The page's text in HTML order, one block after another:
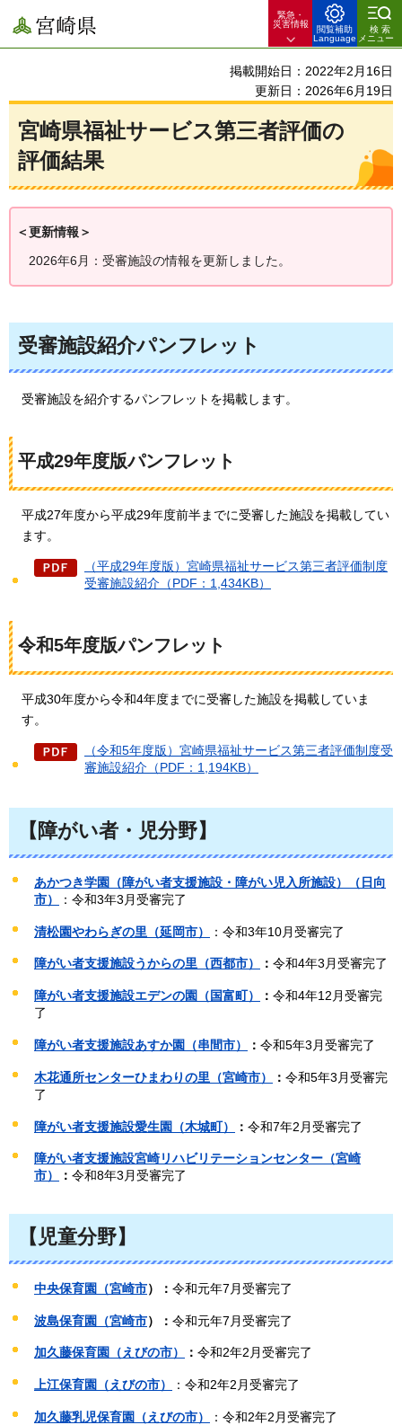
宮崎県
緊急・
災害情報
閲覧補助
Language
検索
メニュー
掲載開始日：2022年2月16日
更新日：2026年6月19日
宮崎県福祉サービス第三者評価の
評価結果
＜更新情報＞
2026年6月：受審施設の情報を更新しました。
受審施設紹介パンフレット
受審施設を紹介するパンフレットを掲載します。
平成29年度版パンフレット
平成27年度から平成29年度前半までに受審した施設を掲載してい
ます。
（平成29年度版）宮崎県福祉サービス第三者評価制度
受審施設紹介（PDF：1,434KB）
令和5年度版パンフレット
平成30年度から令和4年度までに受審した施設を掲載していま
す。
（令和5年度版）宮崎県福祉サービス第三者評価制度受
審施設紹介（PDF：1,194KB）
【障がい者・児分野】
あかつき学園（障がい者支援施設・障がい児入所施設）（日向
市）
：令和3年3月受審完了
清松園やわらぎの里（延岡市） ：令和3年10月受審完了
障がい者支援施設うからの里（西都市） ： 令和4年3月受審完了
障がい者支援施設エデンの園（国富町） ： 令和4年12月受審完
了
障がい者支援施設あすか園（串間市） ： 令和5年3月受審完了
木花通所センターひまわりの里（宮崎市） ： 令和5年3月受審完
了
障がい者支援施設愛生園（木城町） ： 令和7年2月受審完了
障がい者支援施設宮崎リハビリテーションセンター（宮崎
市）
： 令和8年3月受審完了
【児童分野】
中央保育園（宮崎市）： 令和元年7月受審完了
波島保育園（宮崎市）： 令和元年7月受審完了
加久藤保育園（えびの市） ： 令和2年2月受審完了
上江保育園（えびの市） ：令和2年2月受審完了
加久藤乳児保育園（えびの市） ：令和2年2月受審完了